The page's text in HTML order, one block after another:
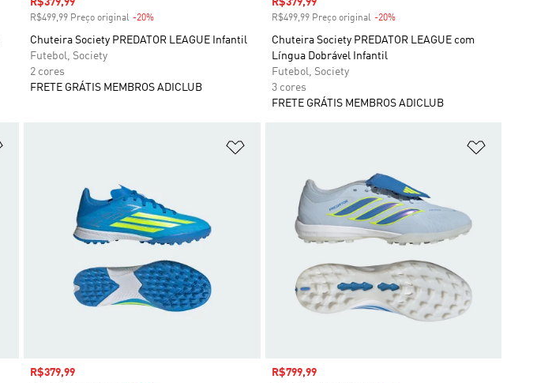
Preço com desconto
R$379,99
R$499,99 Preço original -20%
Chuteira Society PREDATOR LEAGUE Infantil
Futebol, Society
2 cores
FRETE GRÁTIS MEMBROS ADICLUB
Preço com desconto
R$379,99
R$499,99 Preço original -20%Desconto
Chuteira Society PREDATOR LEAGUE com
Língua Dobrável Infantil
Futebol, Society
3 cores
FRETE GRÁTIS MEMBROS ADICLUB
Preço com desconto
R$379,99 Preço com desconto
R$799,99